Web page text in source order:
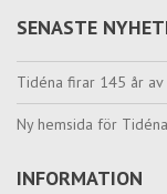
SENASTE
Tidéna firar 145 år av
Ny hemsida för
INFORMATION